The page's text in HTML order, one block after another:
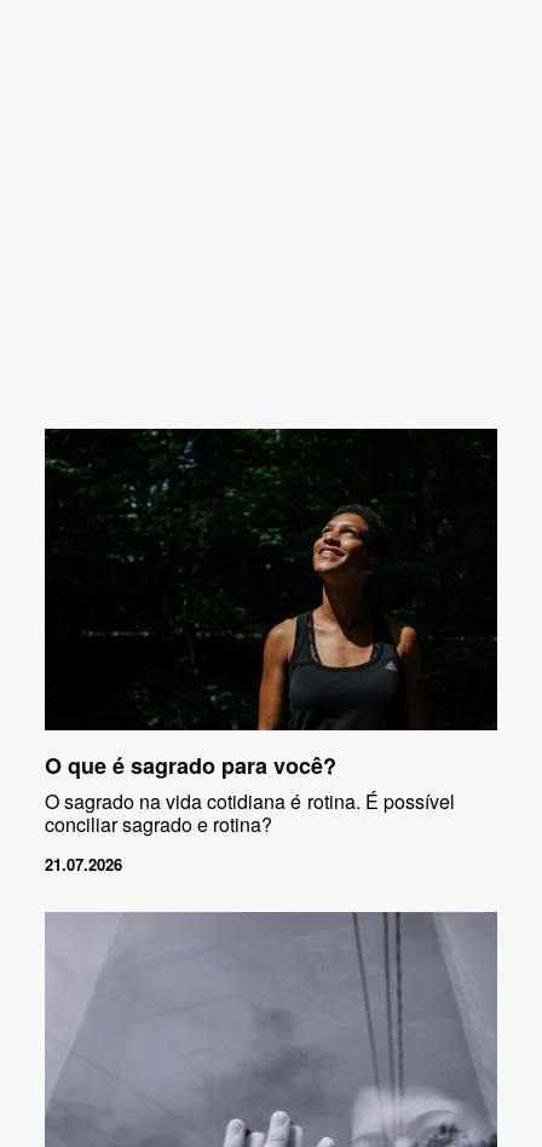
O que é sagrado para você?
O sagrado na vida cotidiana é rotina. É possível
conciliar sagrado e rotina?
21.07.2026